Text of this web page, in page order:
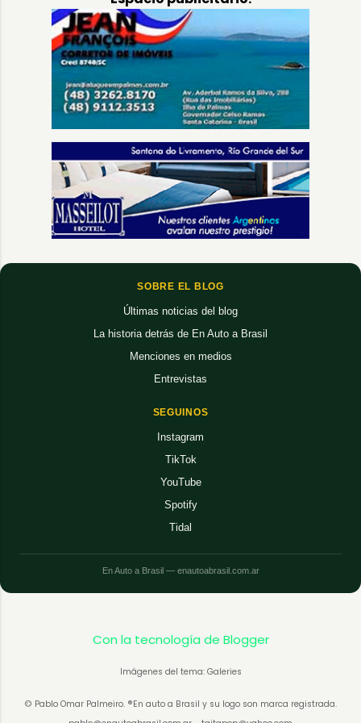
SOBRE EL BLOG
Últimas noticias del blog
La historia detrás de En Auto a Brasil
Menciones en medios
Entrevistas
SEGUINOS
Instagram
TikTok
YouTube
Spotify
Tidal
En Auto a Brasil — enautoabrasil.com.ar
Con la tecnología de Blogger
Imágenes del tema: Galeries
© Pablo Omar Palmeiro. ®En auto a Brasil y su logo son marca registrada.